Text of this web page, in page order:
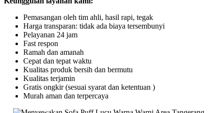
Pemasangan oleh tim ahli, hasil rapi, tegak
Harga transparan: tidak ada biaya tersembunyi
Pelayanan 24 jam
Fast respon
Ramah dan amanah
Cepat dan tepat waktu
Kualitas produk bersih dan bermutu
Kualitas terjamin
Gratis ongkir (sesuai syarat dan ketentuan )
Murah aman dan terpercaya